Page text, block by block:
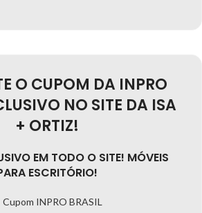
O CUPOM DA INPRO
NO SITE DA ISA
+ ORTIZ!
EM TODO O SITE! MÓVEIS
ESCRITÓRIO!